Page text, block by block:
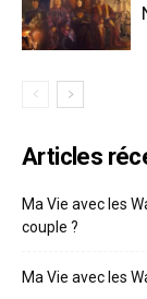
Articles
Ma Vie avec les
couple ?
Ma Vie avec les